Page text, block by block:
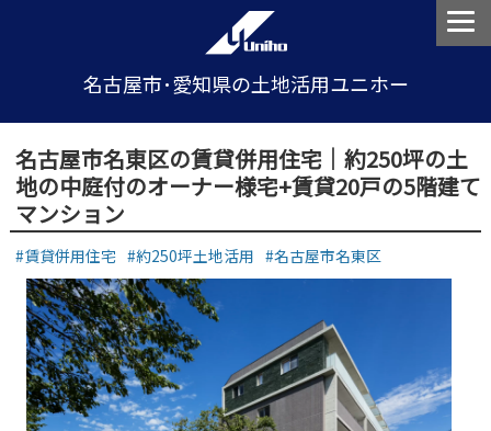
名古屋市･愛知県の土地活用ユニホー
名古屋市名東区の賃貸併用住宅｜約250坪の土
地の中庭付のオーナー様宅+賃貸20戸の5階建て
マンション
賃貸併用住宅 約250坪土地活用 名古屋市名東区